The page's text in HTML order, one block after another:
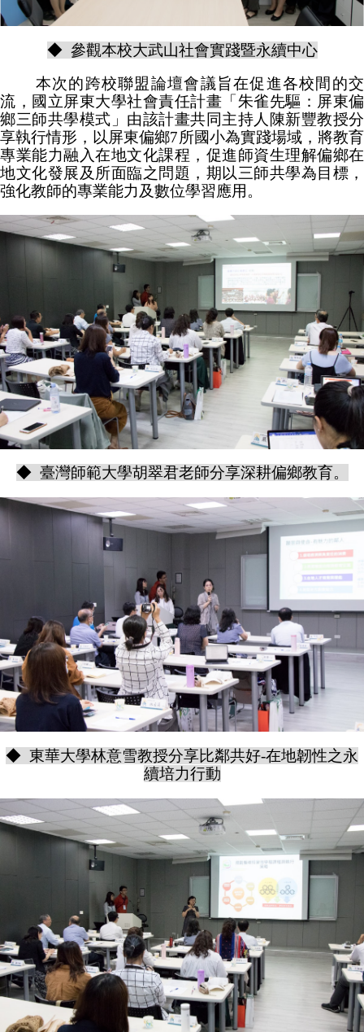
◆ 參觀本校大武山社會實踐暨永續中心
本次的跨校聯盟論壇會議旨在促進各校間的交
流，國立屏東大學社會責任計畫「朱雀先驅：屏東偏
鄉三師共學模式」由該計畫共同主持人陳新豐教授分
享執行情形，以屏東偏鄉7所國小為實踐場域，將教育
專業能力融入在地文化課程，促進師資生理解偏鄉在
地文化發展及所面臨之問題，期以三師共學為目標，
強化教師的專業能力及數位學習應用。
◆ 臺灣師範大學胡翠君老師分享深耕偏鄉教育。
◆ 東華大學林意雪教授分享比鄰共好-在地韌性之永
續培力行動